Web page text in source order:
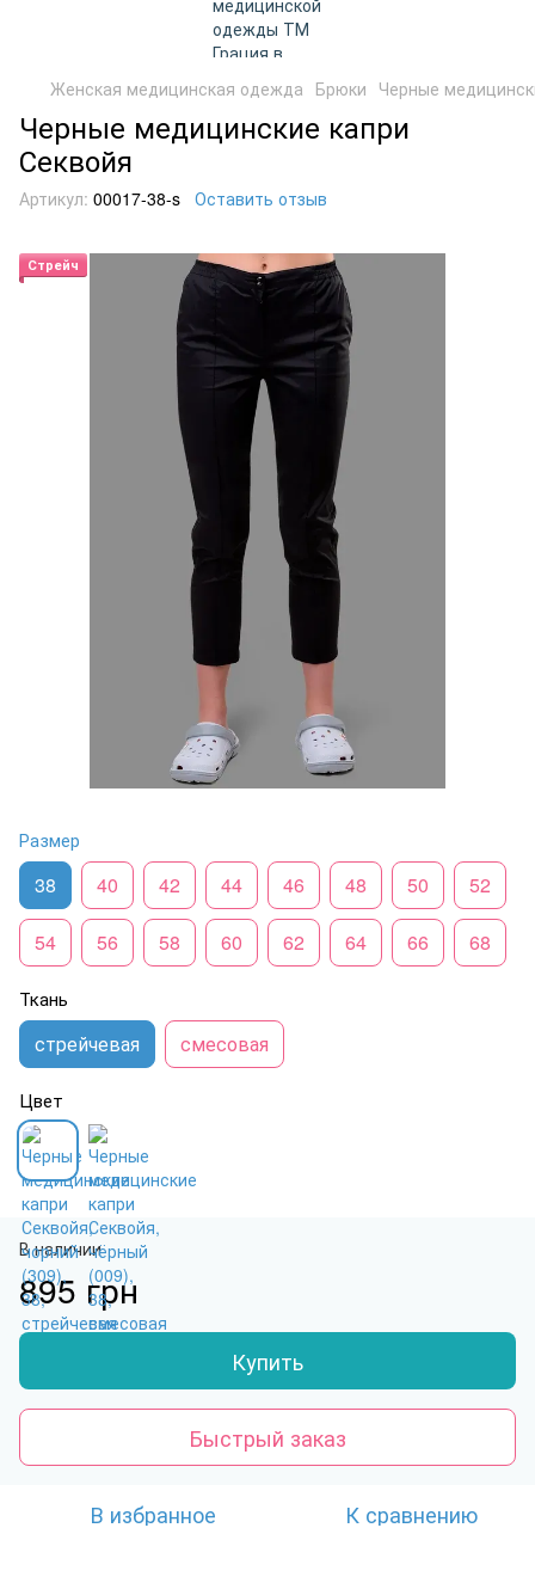
Женская медицинская одежда Брюки Черные
Черные медицинские капри
Секвойя
Артикул: 00017-38-s Оставить отзыв
Стрейч
Размер
38 40 42 44 46 48 50 52
54 56 58 60 62 64 66 68
Ткань
стрейчевая смесовая
Цвет
В наличии
895 грн
Купить
Быстрый заказ
В избранное К сравнению